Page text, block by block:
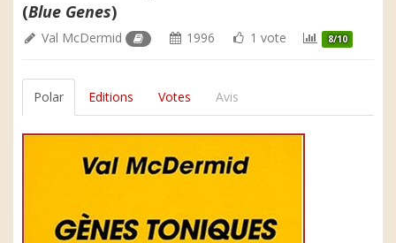
(Blue Genes)
Val McDermid 1996 1 vote 8/10
Polar Editions Votes Avis